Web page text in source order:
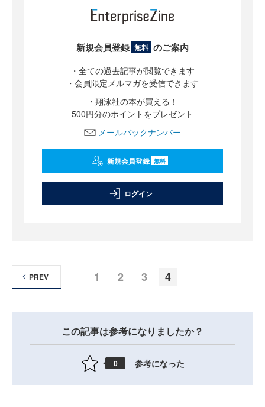
新規会員登録 無料 のご案内
・全ての過去記事が閲覧できます
・会員限定メルマガを受信できます
・翔泳社の本が買える！
500円分のポイントをプレゼント
メールバックナンバー
新規会員登録 無料
ログイン
1 2 3 4
PREV
この記事は参考になりましたか？
0 参考になった